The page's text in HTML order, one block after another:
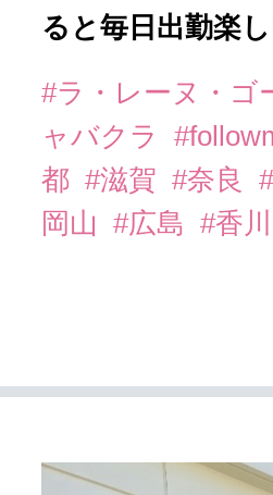
ると毎日出勤楽
#ラ・レーヌ・ゴ
ャバクラ
都 #滋賀 #奈良
岡山
#広島 #香川